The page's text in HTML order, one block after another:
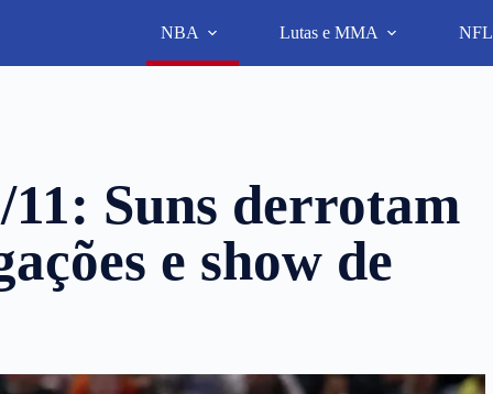
NBA Lutas e MMA NFL
Suns derrotam
e show de